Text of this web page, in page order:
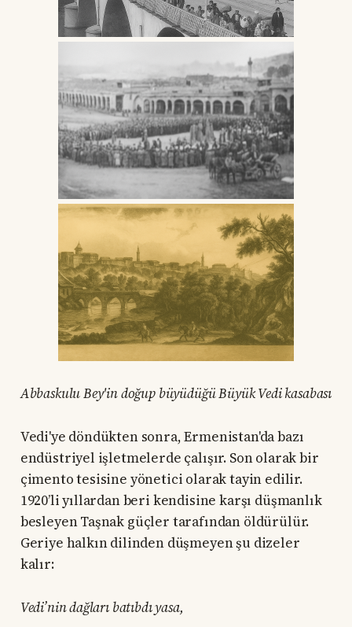
Abbaskulu Bey'in doğup büyüdüğü Büyük Vedi kasabası
Vedi'ye döndükten sonra, Ermenistan'da bazı
endüstriyel işletmelerde çalışır. Son olarak bir
çimento tesisine yönetici olarak tayin edilir.
1920’li yıllardan beri kendisine karşı düşmanlık
besleyen Taşnak güçler tarafından öldürülür.
Geriye halkın dilinden düşmeyen şu dizeler
kalır:
Vedi’nin dağları batıbdı yasa,